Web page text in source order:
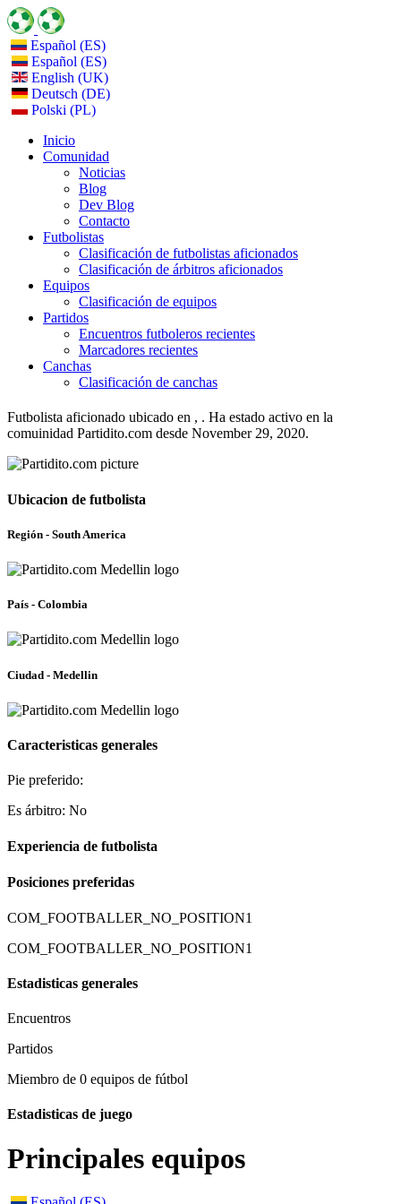
Español (ES)
Español (ES)
English (UK)
Deutsch (DE)
Polski (PL)
Inicio
Comunidad
Noticias
Blog
Dev Blog
Contacto
Futbolistas
Clasificación de futbolistas aficionados
Clasificación de árbitros aficionados
Equipos
Clasificación de equipos
Partidos
Encuentros futboleros recientes
Marcadores recientes
Canchas
Clasificación de canchas
Futbolista aficionado ubicado en , . Ha estado activo en la
comuinidad Partidito.com desde November 29, 2020.
Ubicacion de futbolista
Región - South America
País - Colombia
Ciudad - Medellin
Caracteristicas generales
Pie preferido:
Es árbitro: No
Experiencia de futbolista
Posiciones preferidas
COM_FOOTBALLER_NO_POSITION1
COM_FOOTBALLER_NO_POSITION1
Estadisticas generales
Encuentros
Partidos
Miembro de 0 equipos de fútbol
Estadisticas de juego
Principales equipos